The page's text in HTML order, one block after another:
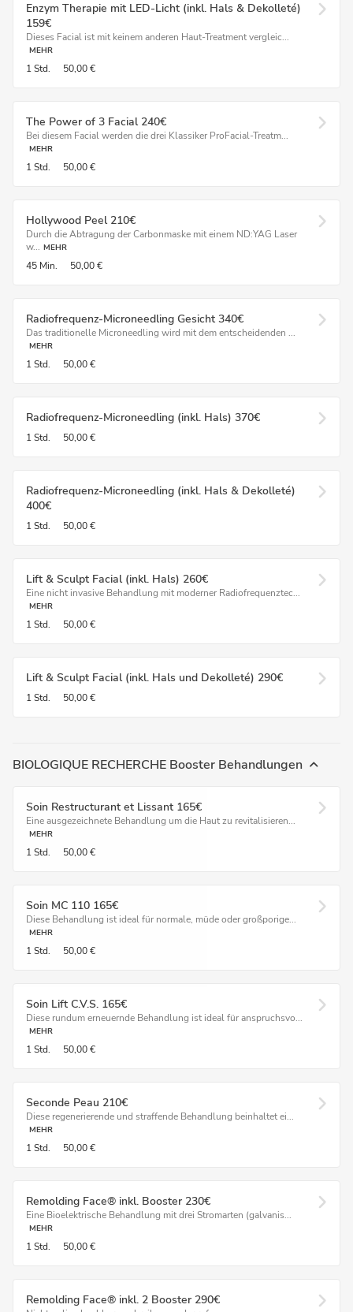
Enzym Therapie mit LED-Licht (inkl. Hals & Dekolleté)
159€
Dieses Facial ist mit keinem anderen Haut-Treatment vergleic...
MEHR
1 Std. 50,00 €
The Power of 3 Facial 240€
Bei diesem Facial werden die drei Klassiker ProFacial-Treatm...
MEHR
1 Std. 50,00 €
Hollywood Peel 210€
Durch die Abtragung der Carbonmaske mit einem ND:YAG Laser
w... MEHR
45 Min. 50,00 €
Radiofrequenz-Microneedling Gesicht 340€
Das traditionelle Microneedling wird mit dem entscheidenden ...
MEHR
1 Std. 50,00 €
Radiofrequenz-Microneedling (inkl. Hals) 370€
1 Std. 50,00 €
Radiofrequenz-Microneedling (inkl. Hals & Dekolleté)
400€
1 Std. 50,00 €
Lift & Sculpt Facial (inkl. Hals) 260€
Eine nicht invasive Behandlung mit moderner Radiofrequenztec...
MEHR
1 Std. 50,00 €
Lift & Sculpt Facial (inkl. Hals und Dekolleté) 290€
1 Std. 50,00 €
BIOLOGIQUE RECHERCHE Booster Behandlungen
Soin Restructurant et Lissant 165€
Eine ausgezeichnete Behandlung um die Haut zu revitalisieren...
MEHR
1 Std. 50,00 €
Soin MC 110 165€
Diese Behandlung ist ideal für normale, müde oder großporige...
MEHR
1 Std. 50,00 €
Soin Lift C.V.S. 165€
Diese rundum erneuernde Behandlung ist ideal für anspruchsvo...
MEHR
1 Std. 50,00 €
Seconde Peau 210€
Diese regenerierende und straffende Behandlung beinhaltet ei...
MEHR
1 Std. 50,00 €
Remolding Face® inkl. Booster 230€
Eine Bioelektrische Behandlung mit drei Stromarten (galvanis...
MEHR
1 Std. 50,00 €
Remolding Face® inkl. 2 Booster 290€